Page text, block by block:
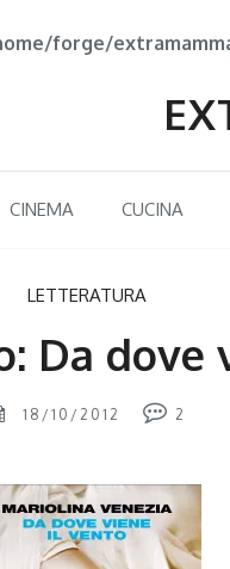
forge/
CINEMA CUCINA
LETTERATURA
Da dove
18/10/2012 2